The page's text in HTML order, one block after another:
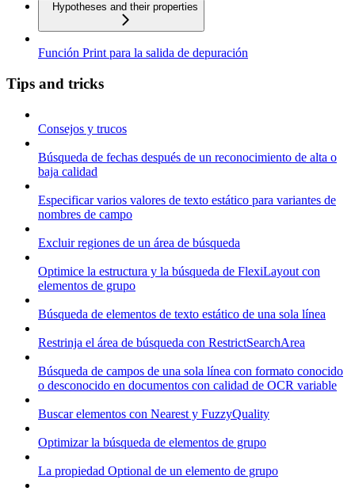
Hypotheses and their properties
Función Print para la salida de depuración
Tips and tricks
Consejos y trucos
Búsqueda de fechas después de un reconocimiento de alta o
baja calidad
Especificar varios valores de texto estático para variantes de
nombres de campo
Excluir regiones de un área de búsqueda
Optimice la estructura y la búsqueda de FlexiLayout con
elementos de grupo
Búsqueda de elementos de texto estático de una sola línea
Restrinja el área de búsqueda con RestrictSearchArea
Búsqueda de campos de una sola línea con formato conocido
o desconocido en documentos con calidad de OCR variable
Buscar elementos con Nearest y FuzzyQuality
Optimizar la búsqueda de elementos de grupo
La propiedad Optional de un elemento de grupo